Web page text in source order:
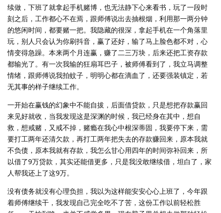
续做，下班了就拿起手机赌博，也无法静下心来看书，玩了一段时
刻之后，工作都心不在焉，跟师傅说出去抽根烟，利用那一两分钟
的悠闲时间，都要赌一把。我隐藏的很深，拿起手机在一个角落里
玩，别人只会认为你刷抖音，赢了还好，输了马上脸色都不对，心
情变得急躁。本来两个月连赢，赚了二三万块，后来还把工资存款
都输光了。有一次我输的狂扇耳巴子，被师傅看到了，我立马调整
情绪，跟师傅说我拍蚊子，明明心都在滴血了，还要强装镇定，若
无其事的样子继续工作。
一开始在赢钱的幻象中不能自拔，后面借贷款，只是想把存款赢回
来见好就收，当我发现这是深渊的时候，我已经身在其中，想自
救，想戒赌，又戒不掉，赌瘾在我心中根深蒂固，我要停下来，需
要打工两年还清欠款，再打工两年把失去的存款赚回来，原本我就
不负债，原本我就有存款，我怎么甘心用四年的时间弥补回来，所
以借了9万贷款，其实还能借更多，只是我没敢继续借，坦白了，家
人帮我还上了这9万。
没有债务就没有心理负担，我以为这样能安安心心上班了，今年跟
着师傅继续干，我发现自己完全吃不了苦，这份工作以前轻松胜